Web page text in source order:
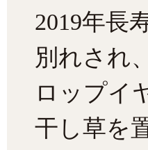
2019年長
別れされ
ロップイ
干し草を